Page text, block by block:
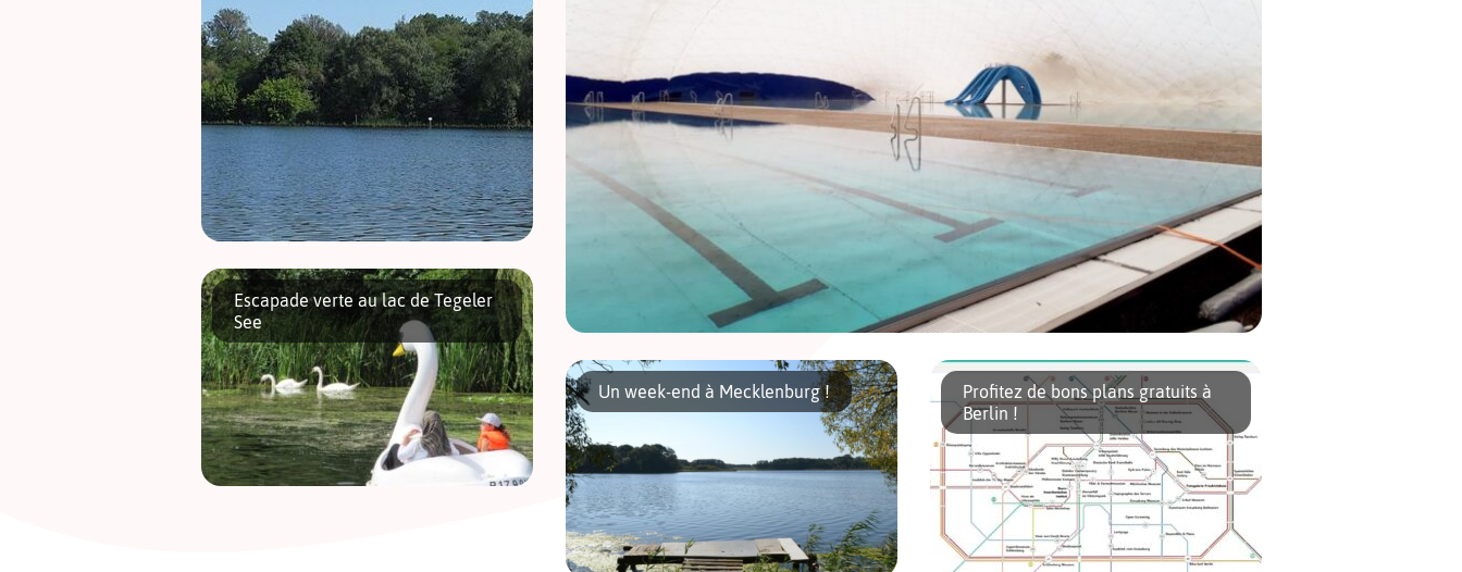
Reiswerder : l’histoire particulière d’un petit
bout d’île, au coeur de Berlin, devenue
colonie écologiste. Un havre de simplicité
sur le lac de Tegel, où Dame Nature est
reine et […]
Berlin s’offre des baignades en extérieur sous une bulle. C’est désormais possible dans le quartier de
Wedding avec la couverture gonflable de la piscine d’été du Kombibad. Surmontée du plus […]
Escapade verte au lac de Tegeler
See
Un week-end à Mecklenburg !
Profitez de bons plans gratuits à
Berlin !